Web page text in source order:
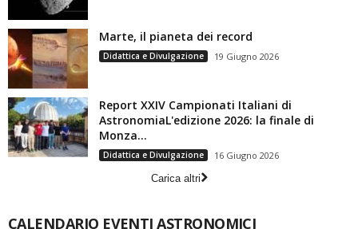
Marte, il pianeta dei record
Didattica e Divulgazione 19 Giugno 2026
Report XXIV Campionati Italiani di
AstronomiaL'edizione 2026: la finale di
Monza...
Didattica e Divulgazione
16 Giugno 2026
Carica altri
CALENDARIO EVENTI ASTRONOMICI